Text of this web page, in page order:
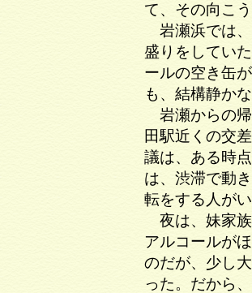
て、その向こ
岩瀬浜では、
盛りをしてい
ールの空き缶
も、結構静か
岩瀬からの帰
田駅近くの交
議は、ある時
は、渋滞で動
転をする人が
夜は、妹家族
アルコールが
のだが、少し
った。だから